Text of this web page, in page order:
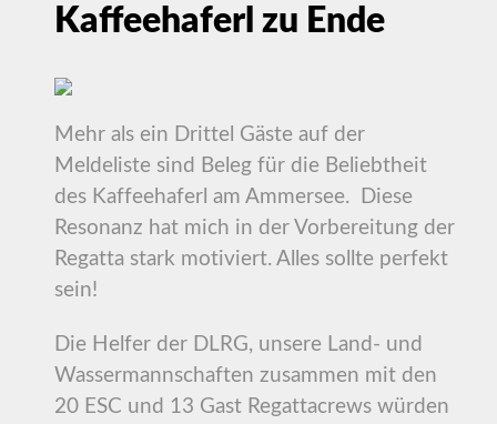
Kaffeehaferl zu Ende
Mehr als ein Drittel Gäste auf der
Meldeliste sind Beleg für die Beliebtheit
des Kaffeehaferl am Ammersee. Diese
Resonanz hat mich in der Vorbereitung der
Regatta stark motiviert. Alles sollte perfekt
sein!
Die Helfer der DLRG, unsere Land- und
Wassermannschaften zusammen mit den
20 ESC und 13 Gast Regattacrews würden